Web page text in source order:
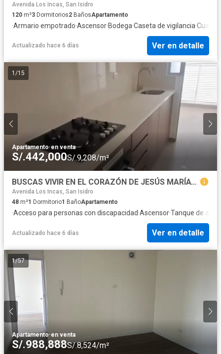
Avenida Los Incas, San Isidro
120 m²3 Dormitorios2 BañosApartamento
·Armario empotrado·Ascensor·Bodega·Caseta de vigilancia·Cuarto
Actualizado hace 6 días Ver en detalle
1 /15
Apartamento·en venta
S/.442,000S/.9,208/m²
BUSCAS VIVIR EN EL CORAZÓN DE JESÚS MARÍA? 🌳✨
Avenida Los Incas, San Isidro
48 m²1 Dormitorio1 BañoApartamento
·Acceso para personas con discapacidad·Ascensor·Tanque de agua
Actualizado hace 6 días Ver en detalle
1/57
Apartamento·en venta
S/.988,888S/.8,524/m²